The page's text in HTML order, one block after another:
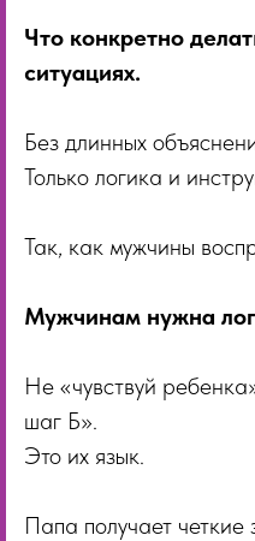
Что конкретно
ситуациях.
Без длинных
Только логика и
Так, как мужчины
Мужчинам нужна
Не «чувствуй
шаг Б».
Это их язык.
Папа получает